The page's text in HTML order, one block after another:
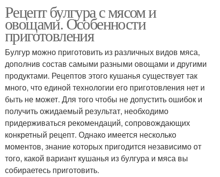
Рецепт булгура с мясом и
овощами. Особенности
приготовления
Булгур можно приготовить из различных видов мяса,
дополнив состав самыми разными овощами и другими
продуктами. Рецептов этого кушанья существует так
много, что единой технологии его приготовления нет и
быть не может. Для того чтобы не допустить ошибок и
получить ожидаемый результат, необходимо
придерживаться рекомендаций, сопровождающих
конкретный рецепт. Однако имеется несколько
моментов, знание которых пригодится независимо от
того, какой вариант кушанья из булгура и мяса вы
собираетесь приготовить.